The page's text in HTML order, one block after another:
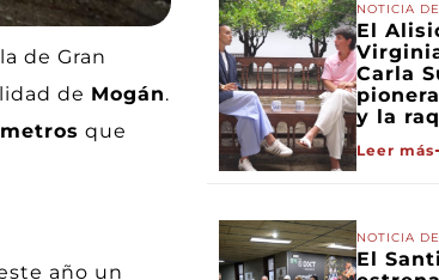
de Gran
de Mogán.
que
año un
NOTICIA
El
Carla
y la
Leer más
NOTICIA
El